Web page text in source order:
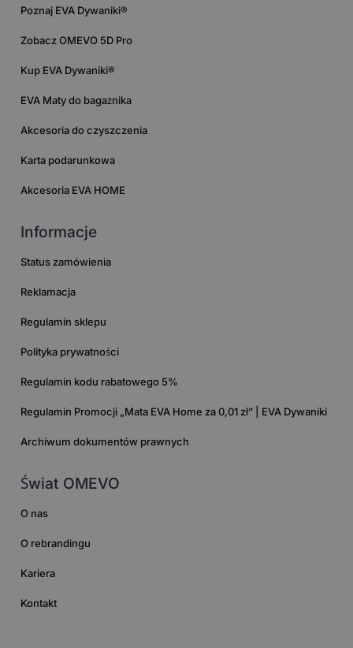
Poznaj EVA Dywaniki®
Zobacz OMEVO 5D Pro
Kup EVA Dywaniki®
EVA Maty do bagażnika
Akcesoria do czyszczenia
Karta podarunkowa
Akcesoria EVA HOME
Informacje
Status zamówienia
Reklamacja
Regulamin sklepu
Polityka prywatności
Regulamin kodu rabatowego 5%
Regulamin Promocji „Mata EVA Home za 0,01 zł” | EVA Dywaniki
Archiwum dokumentów prawnych
Świat OMEVO
O nas
O rebrandingu
Kariera
Kontakt